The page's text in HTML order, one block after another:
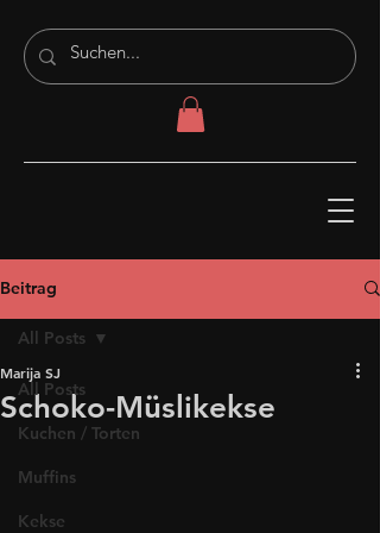
Beitrag
All Posts
Kuchen / Torten
Muffins
Kekse
All Posts
Schoko-Müslikekse
Marija SJ